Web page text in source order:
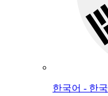
한국어 - 한국